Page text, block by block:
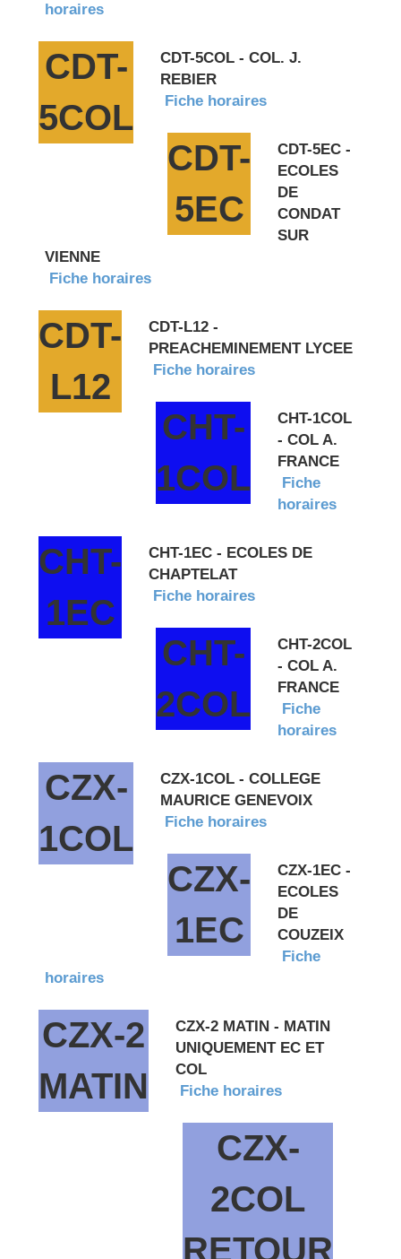
horaires
CDT-
5COL
CDT-5COL - COL. J.
REBIER
Fiche horaires
CDT-
5EC
CDT-5EC -
ECOLES
DE
CONDAT
SUR
VIENNE
Fiche horaires
CDT-
L12
CDT-L12 -
PREACHEMINEMENT LYCEE
Fiche horaires
CHT-
1COL
CHT-1COL
- COL A.
FRANCE
Fiche
horaires
CHT-
1EC
CHT-1EC - ECOLES DE
CHAPTELAT
Fiche horaires
CHT-
2COL
CHT-2COL
- COL A.
FRANCE
Fiche
horaires
CZX-
1COL
CZX-1COL - COLLEGE
MAURICE GENEVOIX
Fiche horaires
CZX-
1EC
CZX-1EC -
ECOLES
DE
COUZEIX
Fiche
horaires
CZX-2
MATIN
CZX-2 MATIN - MATIN
UNIQUEMENT EC ET
COL
Fiche horaires
CZX-
2COL
RETOUR